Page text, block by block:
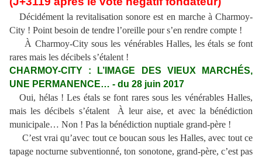
Décidément la revitalisation sonore est en marche à Charmoy-
City ! Point besoin de tendre l’oreille pour s’en rendre compte !
À Charmoy-City sous les vénérables Halles, les étals se font
rares mais les décibels s’étalent !
CHARMOY-CITY : L’IMAGE DES VIEUX MARCHÉS,
UNE PERMANENCE… - du 28 juin 2017
Oui, hélas ! Les étals se font rares sous les vénérables Halles,
mais les décibels s’étalent À leur aise, et avec la bénédiction
municipale… Non ! Pas la bénédiction nuptiale grand-père !
C’est vrai qu’avec tout ce boucan sous les Halles, avec tout ce
tapage nocturne subventionné, ton sonotone, grand-père, c’est pas